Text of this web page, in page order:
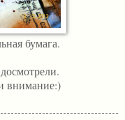
бумага.
внимание:)